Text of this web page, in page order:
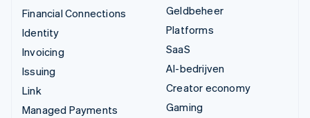
Financial Connections
Identity
Invoicing
Issuing
Link
Managed Payments
Geldbeheer
Platforms
SaaS
AI-bedrijven
Creator economy
Gaming